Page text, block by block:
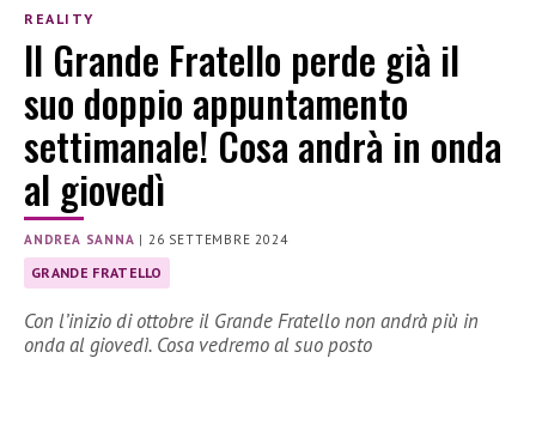
REALITY
Il Grande Fratello perde già il
suo doppio appuntamento
settimanale! Cosa andrà in onda
al giovedì
ANDREA SANNA |26 SETTEMBRE 2024
GRANDE FRATELLO
Con l’inizio di ottobre il Grande Fratello non andrà più in
onda al giovedì. Cosa vedremo al suo posto